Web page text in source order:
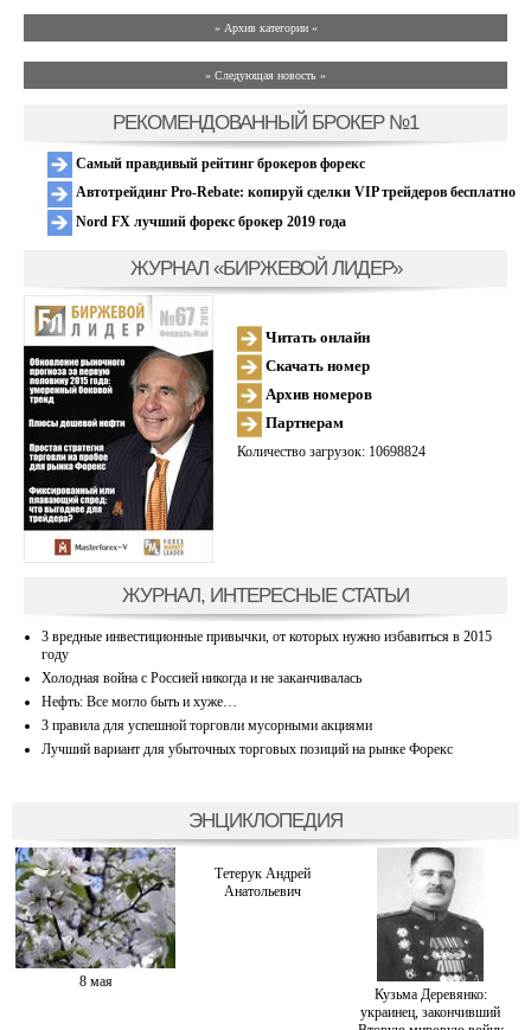
» Архив категории «
» Следующая новость »
РЕКОМЕНДОВАННЫЙ БРОКЕР №1
Самый правдивый рейтинг брокеров форекс
Автотрейдинг Pro-Rebate: копируй сделки VIP трейдеров бесплатно
Nord FX лучший форекс брокер 2019 года
ЖУРНАЛ «БИРЖЕВОЙ ЛИДЕР»
Читать онлайн
Скачать номер
Архив номеров
Партнерам
Количество загрузок: 10698824
ЖУРНАЛ, ИНТЕРЕСНЫЕ СТАТЬИ
3 вредные инвестиционные привычки, от которых нужно избавиться в 2015
году
Холодная война с Россией никогда и не заканчивалась
Нефть: Все могло быть и хуже…
3 правила для успешной торговли мусорными акциями
Лучший вариант для убыточных торговых позиций на рынке Форекс
ЭНЦИКЛОПЕДИЯ
8 мая
Тетерук Андрей
Анатольевич
Кузьма Деревянко:
украинец, закончивший